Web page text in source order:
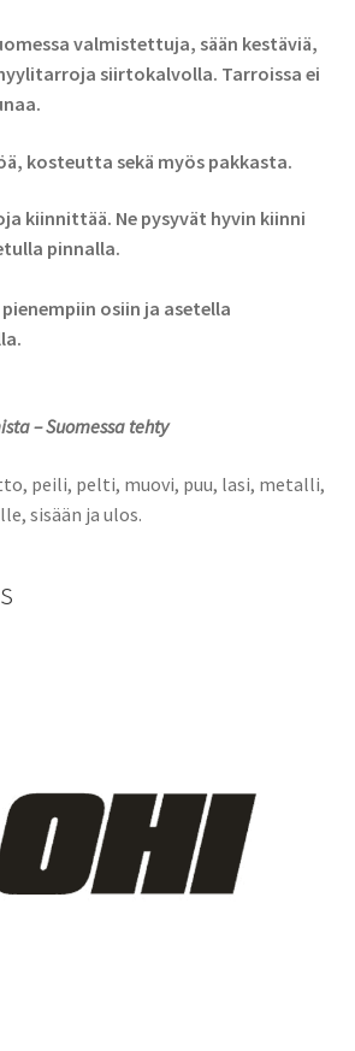
valmistettuja, sään kestäviä,
siirtokalvolla. Tarroissa ei
kosteutta sekä myös pakkasta.
kiinnittää. Ne pysyvät hyvin kiinni
pinnalla.
osiin ja asetella
– Suomessa tehty
peili, pelti, muovi, puu, lasi, metalli,
sisään ja ulos.